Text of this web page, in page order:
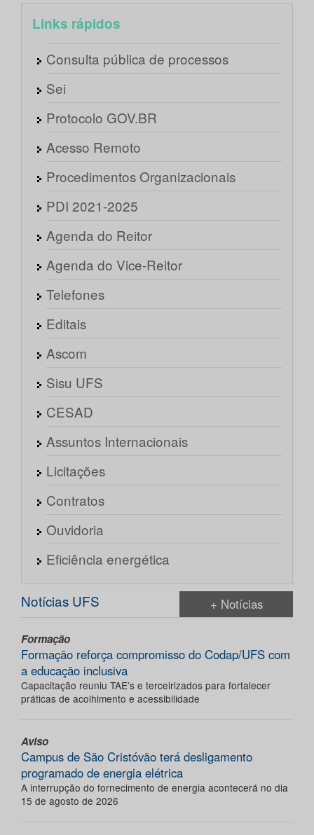
Links rápidos
Consulta pública de processos
Sei
Protocolo GOV.BR
Acesso Remoto
Procedimentos Organizacionais
PDI 2021-2025
Agenda do Reitor
Agenda do Vice-Reitor
Telefones
Editais
Ascom
Sisu UFS
CESAD
Assuntos Internacionais
Licitações
Contratos
Ouvidoria
Eficiência energética
Notícias UFS + Notícias
Formação
Formação reforça compromisso do Codap/UFS com
a educação inclusiva
Capacitação reuniu TAE’s e terceirizados para fortalecer
práticas de acolhimento e acessibilidade
Aviso
Campus de São Cristóvão terá desligamento
programado de energia elétrica
A interrupção do fornecimento de energia acontecerá no dia
15 de agosto de 2026